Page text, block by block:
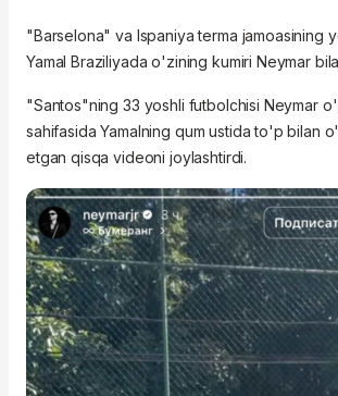
"Barselona" va Ispaniya terma jamoasining
Yamal Braziliyada o'zining kumiri Neymar
"Santos"ning 33 yoshli futbolchisi Neymar
sahifasida Yamalning qum ustida to'p bilan
etgan qisqa videoni joylashtirdi.